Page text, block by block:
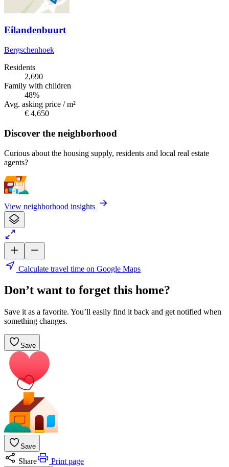
Eilandenbuurt
Bergschenhoek
Residents
2,690
Family with children
48%
Avg. asking price / m²
€ 4,650
Discover the neighborhood
Curious about the housing supply, residents and local real estate
agents?
View neighborhood insights
Calculate travel time on Google Maps
Don’t want to forget this home?
Save it as a favorite. You’ll easily find it back and get notified when
something changes.
Save
Save
Share Print page